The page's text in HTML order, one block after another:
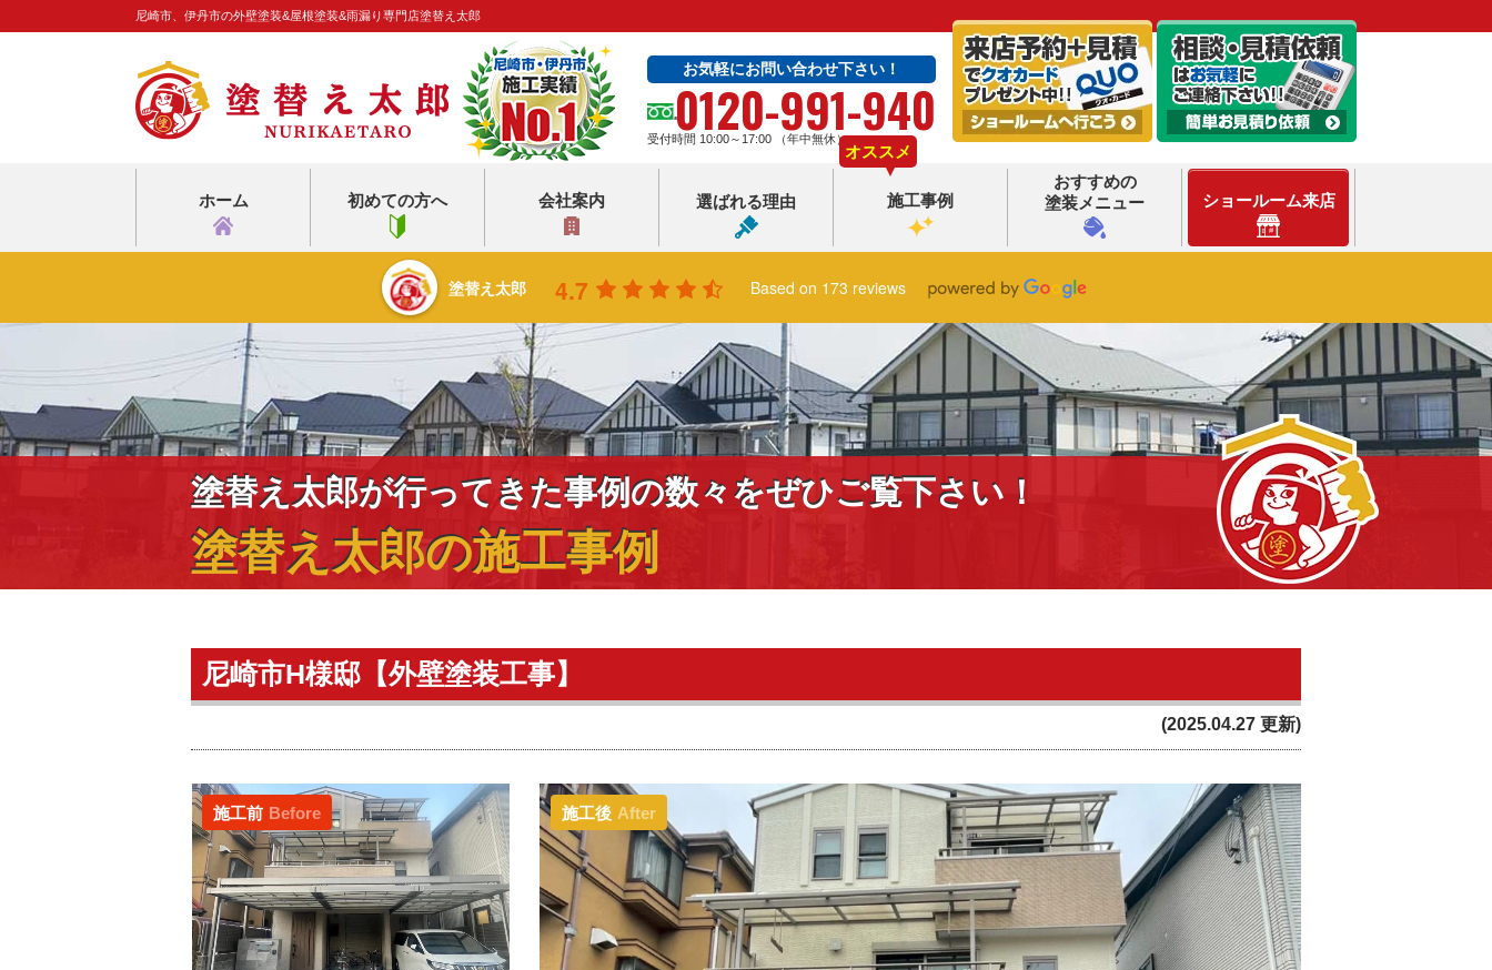
尼崎市、伊丹市の外壁塗装&屋根塗装&雨漏り専門店塗替え太郎
お気軽にお問い合わせ下さい！
0120-991-940
受付時間 10:00～17:00 （年中無休）
ホーム 初めての方へ 会社案内 選ばれる理由 施工事例
オススメ
おすすめの
塗装メニュー
ショールーム来店
塗替え太郎 4.7 Based on 173 reviews
塗替え太郎が行ってきた事例の数々をぜひご覧下さい！
塗替え太郎の施工事例
尼崎市H様邸【外壁塗装工事】
(2025.04.27 更新)
施工後 After
施工前 Before